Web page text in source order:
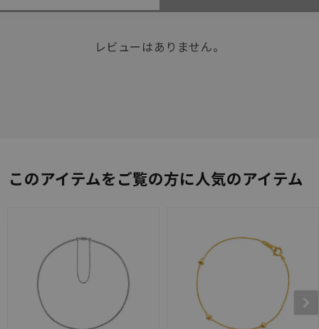
レビューはありません。
このアイテムをご覧の方に人気のアイテム